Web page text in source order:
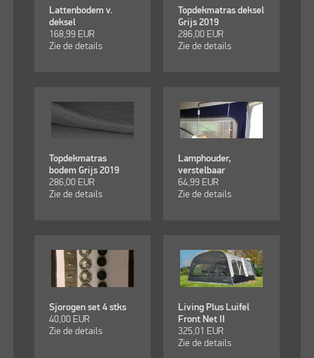
Lattenbodem v.
deksel
168,99 EUR
Zie de details
Topdekmatras deksel
Grijs 2019
286,00 EUR
Zie de details
Topdekmatras
bodem Grijs 2019
286,00 EUR
Zie de details
Lamphouder,
verstelbaar
64,99 EUR
Zie de details
Sjorogen set 4 stks
40,00 EUR
Zie de details
Living Plus Luifel
Front Net II
325,01 EUR
Zie de details